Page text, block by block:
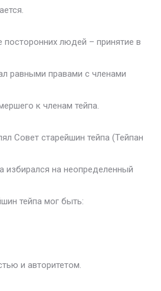
посторонних людей – принятие в
равными правами с членами
к членам тейпа.
Совет старейшин тейпа (Тейпан
избирался на неопределенный
тейпа мог быть:
и авторитетом.